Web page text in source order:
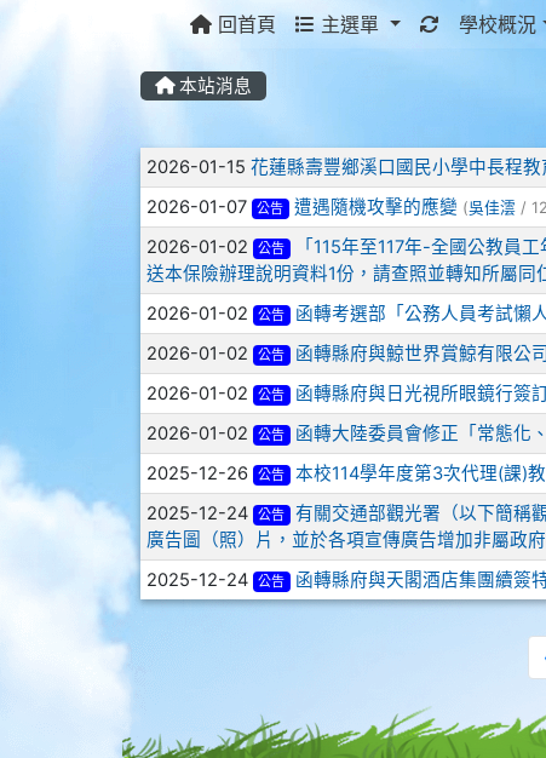
回首頁 主選單 重新取得佈
學校概況
本站消息
文章列表
2026-01-15 花蓮縣壽豐鄉溪口國民小學中長程
2026-01-07 公告 遭遇隨機攻擊的應變 (吳佳澐/
2026-01-02 公告
「115年至117年-全國公教員
送本保險辦理說明資料1份，請查照並轉知所屬同
2026-01-02 公告
函轉考選部「公務人員考試懶
2026-01-02
公告 函轉縣府與鯨世界賞鯨有限公
2026-01-02 公告 函轉縣府與日光視所眼鏡行簽
2026-01-02 公告
函轉大陸委員會修正「常態化
2025-12-26 公告
本校114學年度第3次代理(課)
2025-12-24 公告
有關交通部觀光署（以下簡稱
廣告圖（照）片，並於各項宣傳廣告增加非屬政
2025-12-24 公告 函轉縣府與天閣酒店集團續簽